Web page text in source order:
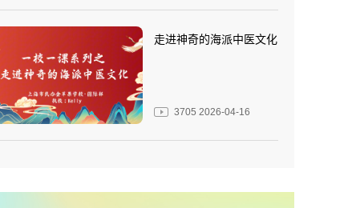
走进神奇的海派中医文化
3705 2026-04-16